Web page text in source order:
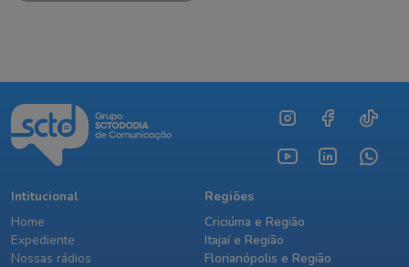
Intitucional
Home
Expediente
Nossas rádios
Regiões
Criciúma e Região
Itajaí e Região
Florianópolis e Região